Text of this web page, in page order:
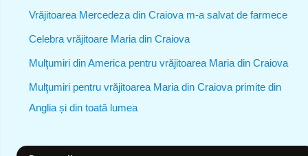
Vrăjitoarea Mercedeza din Craiova m-a salvat de farmece
Celebra vrăjitoare Maria din Craiova
Mulţumiri din America pentru vrăjitoarea Maria din Craiova
Mulţumiri pentru vrăjitoarea Maria din Craiova primite din
Anglia și din toată lumea